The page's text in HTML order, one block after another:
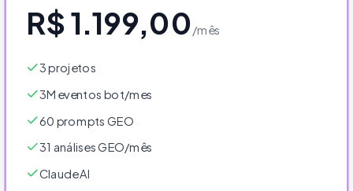
R$ 1.199,00/mês
3 projetos
3M eventos bot/mes
60 prompts GEO
31 análises GEO/mês
Claude AI